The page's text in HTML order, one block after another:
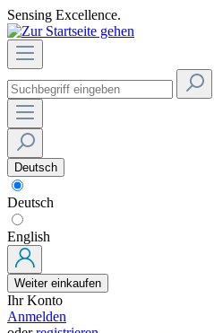
Sensing Excellence.
Deutsch
Deutsch
English
Weiter einkaufen
Ihr Konto
Anmelden